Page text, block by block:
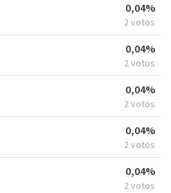
0,04%
2 votos
0,04%
2 votos
0,04%
2 votos
0,04%
2 votos
0,04%
2 votos